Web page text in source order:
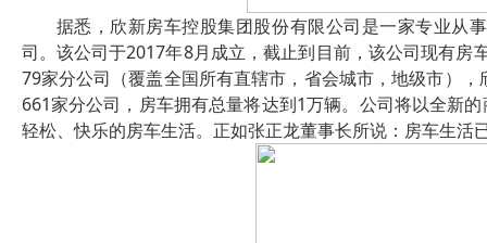
据悉，欣新房车控股集团股份有限公司是一家专业从
司。该公司于2017年8月成立，截止到目前，该公司现有
79家分公司（覆盖全国所有直辖市，省会城市，地级市）
661家分公司，房车拥有总量将达到1万辆。公司将以全新
轻松、快乐的房车生活。正如张正龙董事长所说：房车生